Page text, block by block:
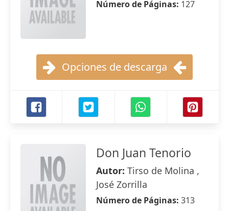
Número de Páginas: 127
Opciones de descarga
Don Juan Tenorio
Autor: Tirso de Molina ,
José Zorrilla
Número de Páginas: 313